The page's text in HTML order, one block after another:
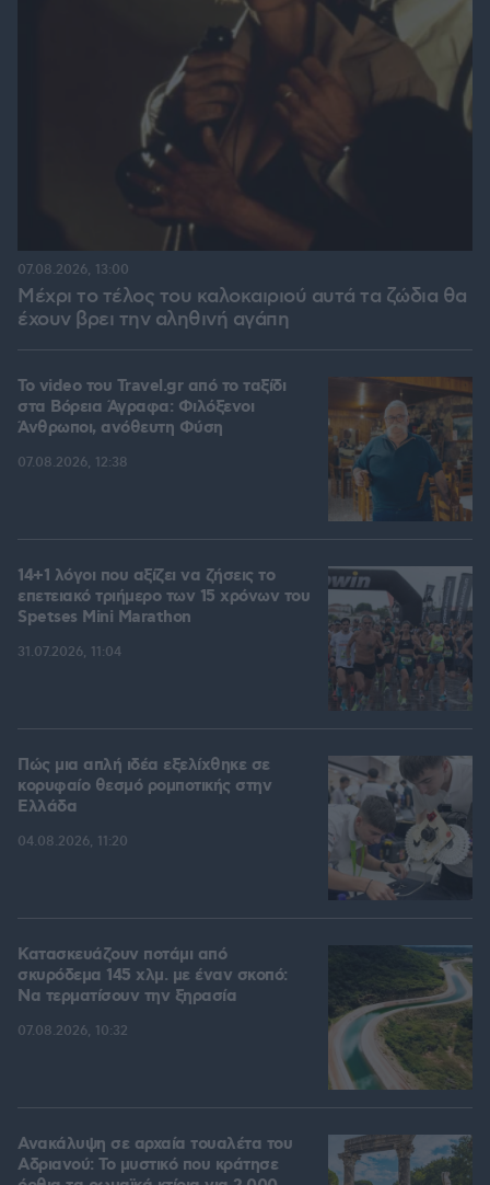
Μέχρι το τέλος του καλοκαιριού αυτά τα ζώδια θα
έχουν βρει την αληθινή αγάπη
07.08.2026, 13:00
To video του Travel.gr από το ταξίδι
στα Βόρεια Άγραφα: Φιλόξενοι
Άνθρωποι, ανόθευτη Φύση
07.08.2026, 12:38
14+1 λόγοι που αξίζει να ζήσεις το
επετειακό τριήμερο των 15 χρόνων του
Spetses Mini Marathon
31.07.2026, 11:04
Πώς μια απλή ιδέα εξελίχθηκε σε
κορυφαίο θεσμό ρομποτικής στην
Ελλάδα
04.08.2026, 11:20
Κατασκευάζουν ποτάμι από
σκυρόδεμα 145 χλμ. με έναν σκοπό:
Να τερματίσουν την ξηρασία
07.08.2026, 10:32
Ανακάλυψη σε αρχαία τουαλέτα του
Αδριανού: Το μυστικό που κράτησε